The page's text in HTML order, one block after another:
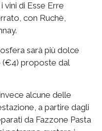
vini di Esse Erre
con Ruchè,
sarà più dolce
(€4) proposte dal
alcune delle
a partire dagli
da Fazzone Pasta